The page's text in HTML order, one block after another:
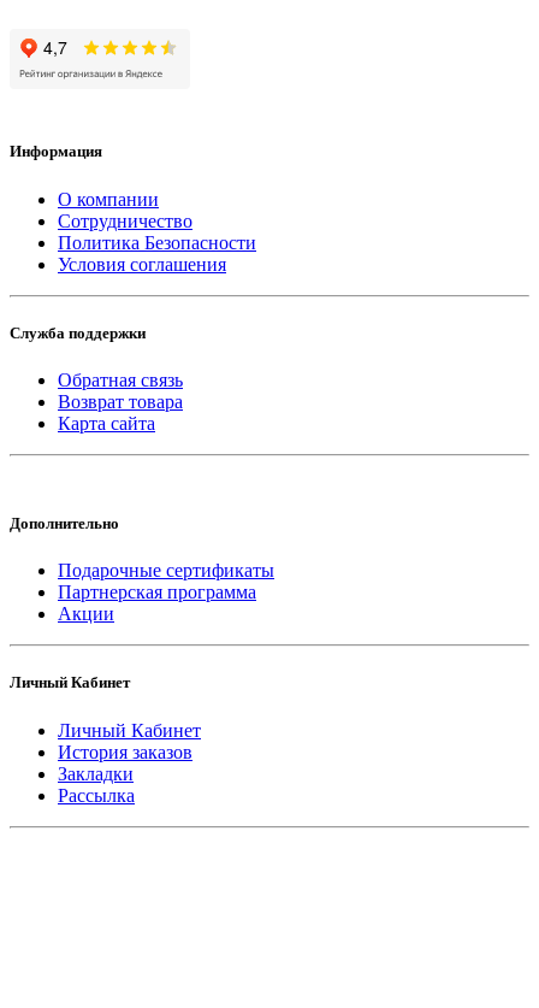
Информация
О компании
Сотрудничество
Политика Безопасности
Условия соглашения
Служба поддержки
Обратная связь
Возврат товара
Карта сайта
Дополнительно
Подарочные сертификаты
Партнерская программа
Акции
Личный Кабинет
Личный Кабинет
История заказов
Закладки
Рассылка